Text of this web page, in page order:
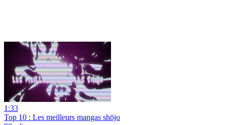
1:33
Top 10 : Les meilleurs mangas shōjo